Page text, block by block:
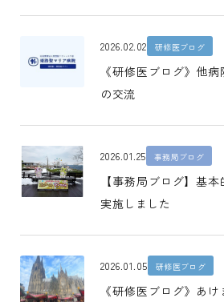
2026.02.02 研修医ブログ
《研修医ブログ》他
の交流
2026.01.25 事務局ブログ
【事務局ブログ】基
実施しました
2026.01.05 研修医ブログ
《研修医ブログ》あ